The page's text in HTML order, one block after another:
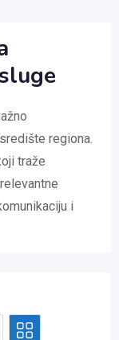
regiona.
traže
i